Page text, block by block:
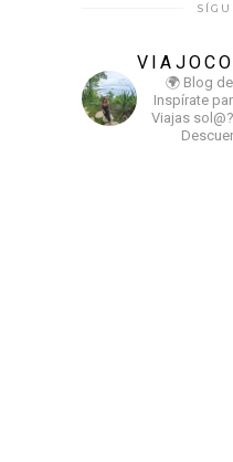
🌍 Blog
Inspírate
Viajas